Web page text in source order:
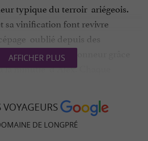
typique du terroir ariégeois.
sa vinification font revivre
oublié depuis des
remis à l’honneur grâce
la minutie d’Alex. Chaque
amateurs, illustrant l’audace
domaine viticoleet du
.
AFFICHER PLUS
VOYAGEURS
DE LONGPRÉ